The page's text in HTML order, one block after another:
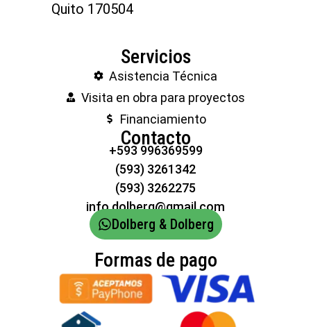
Quito 170504
Servicios
Asistencia Técnica
Visita en obra para proyectos
Financiamiento
Contacto
+593 996369599
(593) 3261342
(593) 3262275
info.dolberg@gmail.com
Dolberg & Dolberg
Formas de pago